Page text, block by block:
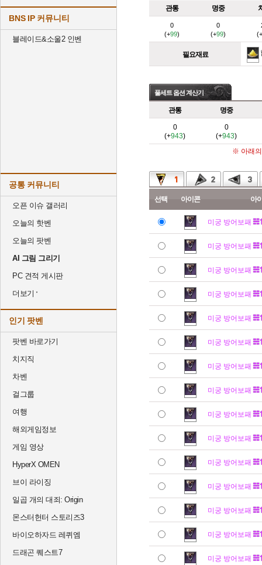
BNS IP 커뮤니티
블레이드&소울2 인벤
공통 커뮤니티
오픈 이슈 갤러리
오늘의 핫벤
오늘의 팟벤
AI 그림 그리기
PC 견적 게시판
더보기
인기 팟벤
팟벤 바로가기
치지직
차벤
걸그룹
여행
해외게임정보
게임 영상
HyperX OMEN
브이 라이징
일곱 개의 대죄: Origin
몬스터헌터 스토리즈3
바이오하자드 레퀴엠
드래곤 퀘스트7
관통 명중
0
(+99)
0
(+99)
(+
필요재료
풀세트 옵션 계산기
관통 명중
0
(+943)
0
(+943)
※ 아래의
선택 아이콘 아
미궁 방어보패
미궁 방어보패
미궁 방어보패
미궁 방어보패
미궁 방어보패
미궁 방어보패
미궁 방어보패
미궁 방어보패
미궁 방어보패
미궁 방어보패
미궁 방어보패
미궁 방어보패
미궁 방어보패
미궁 방어보패
미궁 방어보패